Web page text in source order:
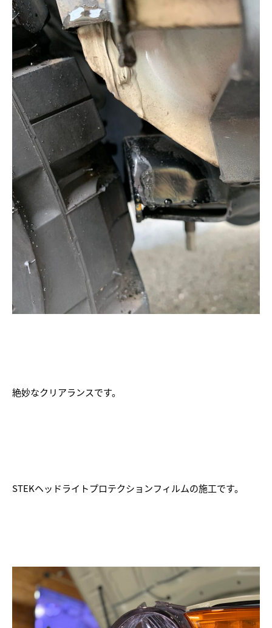
絶妙なクリアランスです。
STEKヘッドライトプロテクションフィルムの施工です。